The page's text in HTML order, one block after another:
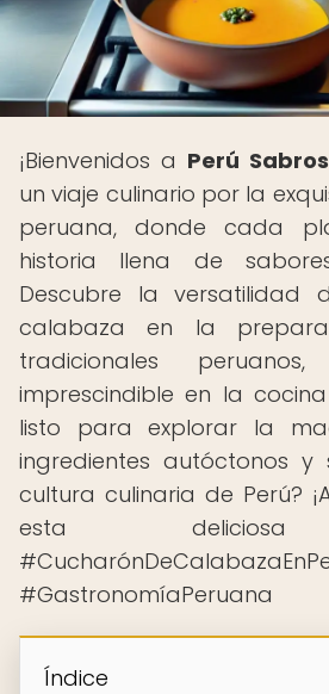
¡Bienvenidos a Perú
un viaje culinario por la
peruana, donde cada
historia llena de
Descubre la versatilidad
calabaza en la
tradicionales
imprescindible en la
listo para explorar la
ingredientes autóctonos y
cultura culinaria de Perú?
esta deliciosa
#GastronomíaPeruana
Índice